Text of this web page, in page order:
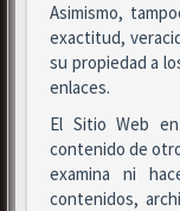
Asimismo,
exactitud,
su propiedad a
enlaces.
El Sitio Web
contenido de
examina ni
contenidos,